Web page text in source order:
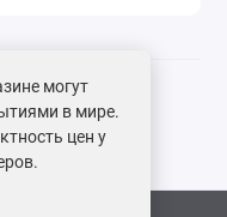
могут
в мире.
цен у